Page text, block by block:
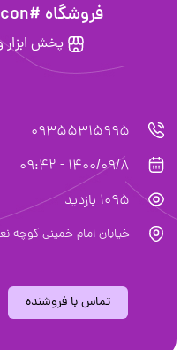
فروشگاه #Shahin? #Falcon??
پخش ابزار
09355315995
1400/09/8 - 09:42
1095 بازدید
خیابان امام خمینی کوچه نعمتی پلاک
تماس با فروشنده